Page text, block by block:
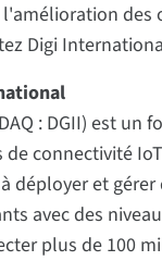
Digi
: DGII) est
connectivité
déployer et
avec des
plus de 100